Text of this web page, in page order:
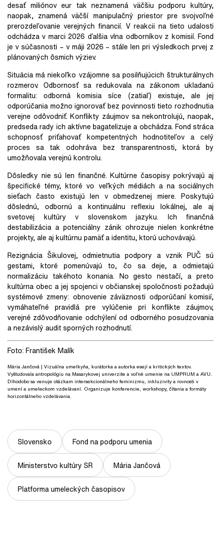
desať miliónov eur tak neznamená väčšiu podporu kultúry,
naopak, znamená väčší manipulačný priestor pre svojvoľné
prerozdeľovanie verejných financií. V reakcii na tieto udalosti
odchádza v marci 2026 ďalšia vlna odborníkov z komisií. Fond
je v súčasnosti – v máji 2026 – stále len pri výsledkoch prvej z
plánovaných ôsmich výziev.
Situácia má niekoľko vzájomne sa posilňujúcich štrukturálnych
rozmerov. Odbornosť sa redukovala na zákonom ukladanú
formalitu: odborná komisia síce (zatiaľ) existuje, ale jej
odporúčania možno ignorovať bez povinnosti tieto rozhodnutia
verejne odôvodniť. Konflikty záujmov sa nekontrolujú, naopak,
predseda rady ich aktívne bagatelizuje a obchádza. Fond stráca
schopnosť priťahovať kompetentných hodnotiteľov a celý
proces sa tak odohráva bez transparentnosti, ktorá by
umožňovala verejnú kontrolu.
Dôsledky nie sú len finančné. Kultúrne časopisy pokrývajú aj
špecifické témy, ktoré vo veľkých médiách a na sociálnych
sieťach často existujú len v obmedzenej miere. Poskytujú
dôslednú, odbornú a kontinuálnu reflexiu lokálnej, ale aj
svetovej kultúry v slovenskom jazyku. Ich finančná
destabilizácia a potenciálny zánik ohrozuje nielen konkrétne
projekty, ale aj kultúrnu pamäť a identitu, ktorú uchovávajú.
Rezignácia Šikulovej, odmietnutia podpory a vznik PUČ sú
gestami, ktoré pomenúvajú to, čo sa deje, a odmietajú
normalizáciu takéhoto konania. No gesto nestačí, a preto
kultúrna obec a jej spojenci v občianskej spoločnosti požadujú
systémové zmeny: obnovenie záväznosti odporúčaní komisií,
vymáhateľné pravidlá pre vylúčenie pri konflikte záujmov,
verejné zdôvodňovanie odchýlení od odborného posudzovania
a nezávislý audit sporných rozhodnutí.
Foto: František Malík
Mária Jančová | Vizuálna umelkyňa, kurátorka a autorka esejí a kritických textov.
Vyštudovala antropológiu na Masarykovej univerzite a voľné umenie na UMPRUM a AVU.
Dlhodobo sa venuje otázkam intersekcionálneho feminizmu, inkluzivity a rovnosti v
umení a umeleckom vzdelávaní. Organizuje konferencie, workshopy, čítania a formáty
horizontálneho vzdelávania.
Slovensko Fond na podporu umenia
Ministerstvo kultúry SR Mária Jančová
Platforma umeleckých časopisov